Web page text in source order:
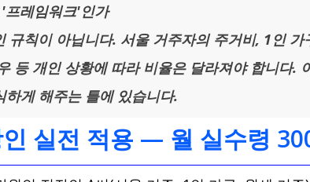
레임워크'인가
칙이 아닙니다. 서울 거주자의 주거비, 1인 가
등 개인 상황에 따라 비율은 달라져야 합니다.
하게 해주는 틀에 있습니다.
실전 적용 — 월 실수령